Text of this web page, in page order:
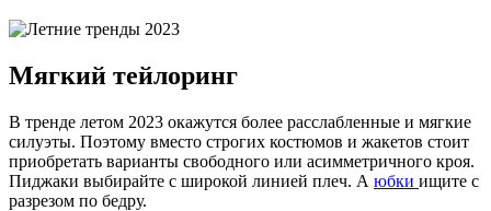
Мягкий тейлоринг
В тренде летом 2023 окажутся более расслабленные и мягкие
силуэты. Поэтому вместо строгих костюмов и жакетов стоит
приобретать варианты свободного или асимметричного кроя.
Пиджаки выбирайте с широкой линией плеч. А юбки ищите с
разрезом по бедру.